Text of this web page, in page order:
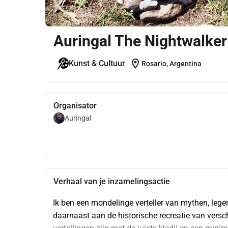
Auringal The Nightwalker
Kunst & Cultuur location_on Rosario, Argentina
Organisator
Auringal
Verhaal van je inzamelingsactie
Ik ben een mondelinge verteller van mythen,
daarnaast aan de historische recreatie van